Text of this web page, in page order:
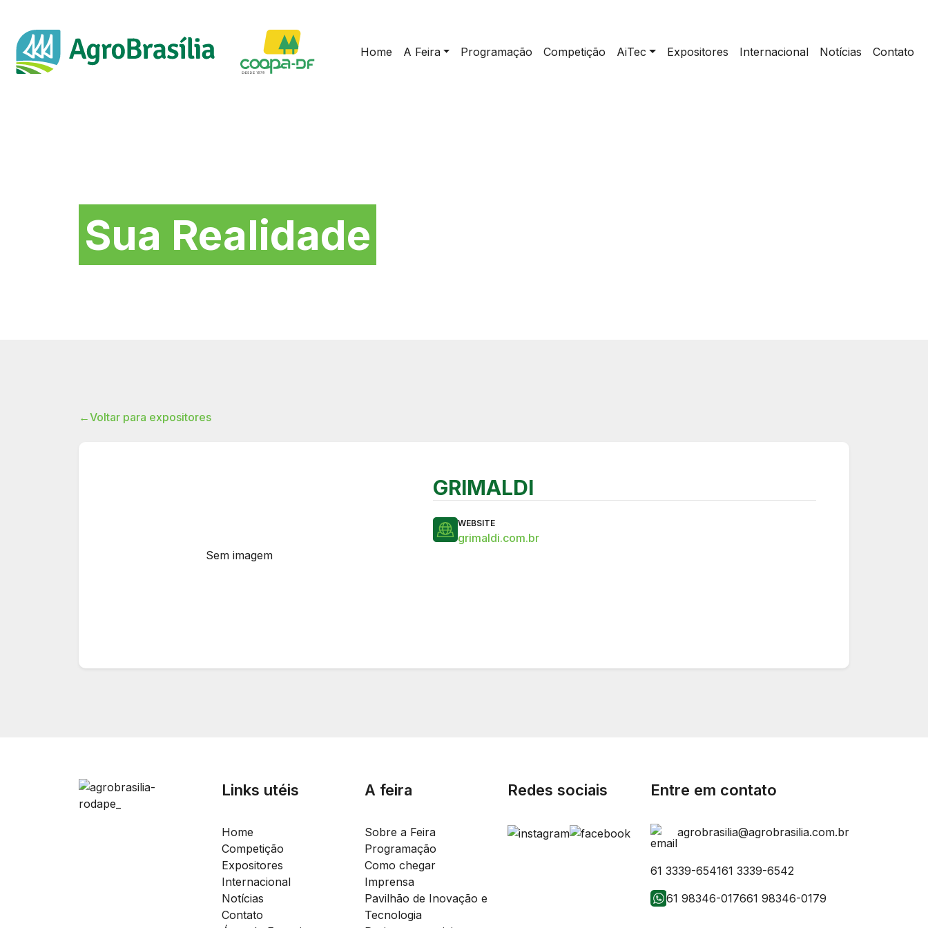
Home A Feira Programação Competição AiTec Expositores Internacional Notícias Contato
Sua Realidade
←Voltar para expositores
Sem imagem
GRIMALDI
WEBSITE
grimaldi.com.br
Links utéis
Home
Competição
Expositores
Internacional
Notícias
Contato
A feira
Sobre a Feira
Programação
Como chegar
Imprensa
Pavilhão de Inovação e
Tecnologia
Redes sociais Entre em contato
agrobrasilia@agrobrasilia.com.br
61 3339-654161 3339-6542
61 98346-017661 98346-0179